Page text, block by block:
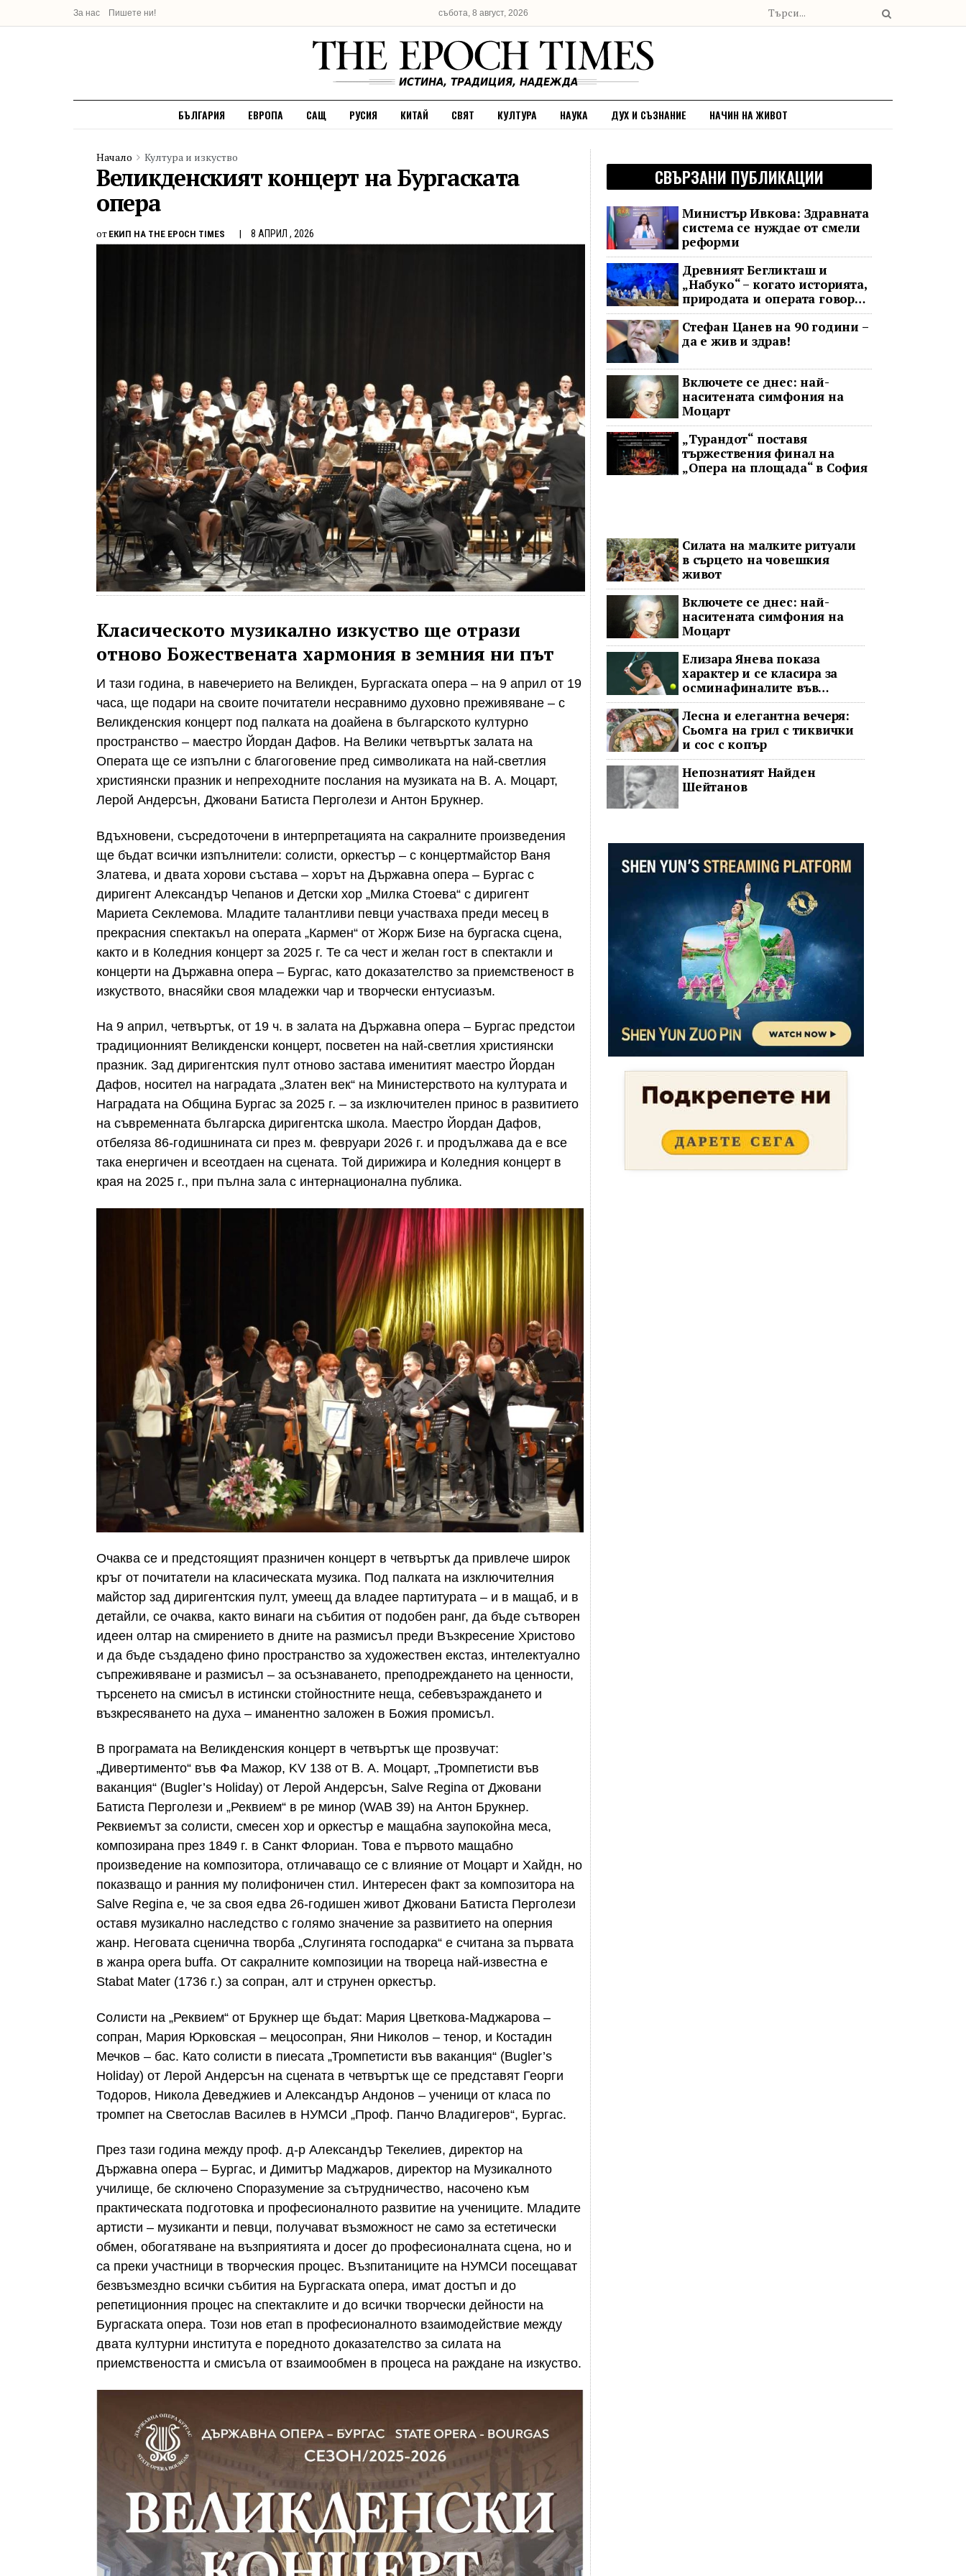
За нас Пишете ни! събота, 8 август, 2026
БЪЛГАРИЯ ЕВРОПА САЩ РУСИЯ КИТАЙ СВЯТ КУЛТУРА НАУКА ДУХ И СЪЗНАНИЕ НАЧИН НА ЖИВОТ
Начало Култура и изкуство
Великденският концерт на Бургаската
опера
от ЕКИП НА THE EPOCH TIMES 8 АПРИЛ , 2026
Класическото музикално изкуство ще отрази
отново Божествената хармония в земния ни път
И тази година, в навечерието на Великден, Бургаската опера – на 9 април от 19
часа, ще подари на своите почитатели несравнимо духовно преживяване – с
Великденския концерт под палката на доайена в българското културно
пространство – маестро Йордан Дафов. На Велики четвъртък залата на
Операта ще се изпълни с благоговение пред символиката на най-светлия
християнски празник и непреходните послания на музиката на В. А. Моцарт,
Лерой Андерсън, Джовани Батиста Перголези и Антон Брукнер.
Вдъхновени, съсредоточени в интерпретацията на сакралните произведения
ще бъдат всички изпълнители: солисти, оркестър – с концертмайстор Ваня
Златева, и двата хорови състава – хорът на Държавна опера – Бургас с
диригент Александър Чепанов и Детски хор „Милка Стоева“ с диригент
Мариета Секлемова. Младите талантливи певци участваха преди месец в
прекрасния спектакъл на операта „Кармен“ от Жорж Бизе на бургаска сцена,
както и в Коледния концерт за 2025 г. Те са чест и желан гост в спектакли и
концерти на Държавна опера – Бургас, като доказателство за приемственост в
изкуството, внасяйки своя младежки чар и творчески ентусиазъм.
На 9 април, четвъртък, от 19 ч. в залата на Държавна опера – Бургас предстои
традиционният Великденски концерт, посветен на най-светлия християнски
празник. Зад диригентския пулт отново застава именитият маестро Йордан
Дафов, носител на наградата „Златен век“ на Министерството на културата и
Наградата на Община Бургас за 2025 г. – за изключителен принос в развитието
на съвременната българска диригентска школа. Маестро Йордан Дафов,
отбеляза 86-годишнината си през м. февруари 2026 г. и продължава да е все
така енергичен и всеотдаен на сцената. Той дирижира и Коледния концерт в
края на 2025 г., при пълна зала с интернационална публика.
Очаква се и предстоящият празничен концерт в четвъртък да привлече широк
кръг от почитатели на класическата музика. Под палката на изключителния
майстор зад диригентския пулт, умеещ да владее партитурата – и в мащаб, и в
детайли, се очаква, както винаги на събития от подобен ранг, да бъде сътворен
идеен олтар на смирението в дните на размисъл преди Възкресение Христово
и да бъде създадено фино пространство за художествен екстаз, интелектуално
съпреживяване и размисъл – за осъзнаването, преподреждането на ценности,
търсенето на смисъл в истински стойностните неща, себевъзраждането и
възкресяването на духа – иманентно заложен в Божия промисъл.
В програмата на Великденския концерт в четвъртък ще прозвучат:
„Дивертименто“ във Фа Мажор, KV 138 от В. А. Моцарт, „Тромпетисти във
ваканция“ (Bugler’s Holiday) от Лерой Андерсън, Salve Regina от Джовани
Батиста Перголези и „Реквием“ в ре минор (WAB 39) на Антон Брукнер.
Реквиемът за солисти, смесен хор и оркестър е мащабна заупокойна меса,
композирана през 1849 г. в Санкт Флориан. Това е първото мащабно
произведение на композитора, отличаващо се с влияние от Моцарт и Хайдн, но
показващо и ранния му полифоничен стил. Интересен факт за композитора на
Salve Regina е, че за своя едва 26-годишен живот Джовани Батиста Перголези
оставя музикално наследство с голямо значение за развитието на оперния
жанр. Неговата сценична творба „Слугинята господарка“ е считана за първата
в жанра opera buffa. От сакралните композиции на твореца най-известна е
Stabat Mater (1736 г.) за сопран, алт и струнен оркестър.
Солисти на „Реквием“ от Брукнер ще бъдат: Мария Цветкова-Маджарова –
сопран, Мария Юрковская – мецосопран, Яни Николов – тенор, и Костадин
Мечков – бас. Като солисти в пиесата „Тромпетисти във ваканция“ (Bugler’s
Holiday) от Лерой Андерсън на сцената в четвъртък ще се представят Георги
Тодоров, Никола Деведжиев и Александър Андонов – ученици от класа по
тромпет на Светослав Василев в НУМСИ „Проф. Панчо Владигеров“, Бургас.
През тази година между проф. д-р Александър Текелиев, директор на
Държавна опера – Бургас, и Димитър Маджаров, директор на Музикалното
училище, бе сключено Споразумение за сътрудничество, насочено към
практическата подготовка и професионалното развитие на учениците. Младите
артисти – музиканти и певци, получават възможност не само за естетически
обмен, обогатяване на възприятията и досег до професионалната сцена, но и
са преки участници в творческия процес. Възпитаниците на НУМСИ посещават
безвъзмездно всички събития на Бургаската опера, имат достъп и до
репетиционния процес на спектаклите и до всички творчески дейности на
Бургаската опера. Този нов етап в професионалното взаимодействие между
двата културни института е поредното доказателство за силата на
приемствеността и смисъла от взаимообмен в процеса на раждане на изкуство.
СВЪРЗАНИ ПУБЛИКАЦИИ
Министър Ивкова: Здравната
система се нуждае от смели
реформи
Древният Бегликташ и
„Набуко“ – когато историята,
природата и операта говорят
на един език
Стефан Цанев на 90 години –
да е жив и здрав!
Включете се днес: най-
наситената симфония на
Моцарт
„Турандот“ поставя
тържествения финал на
„Опера на площада“ в София
Силата на малките ритуали
в сърцето на човешкия
живот
Включете се днес: най-
наситената симфония на
Моцарт
Елизара Янева показа
характер и се класира за
осминафиналите във
Варшава след впечатляващ
обрат
Лесна и елегантна вечеря:
Сьомга на грил с тиквички
и сос с копър
Непознатият Найден
Шейтанов